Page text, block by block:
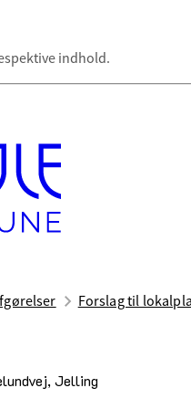
indhold.
Forslag til
Jelling